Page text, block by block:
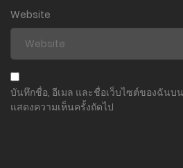
Website
บันทึกชื่อ, อีเมล และชื่อเว็บไซต์ของฉันบ
แสดงความเห็นครั้งถัดไป